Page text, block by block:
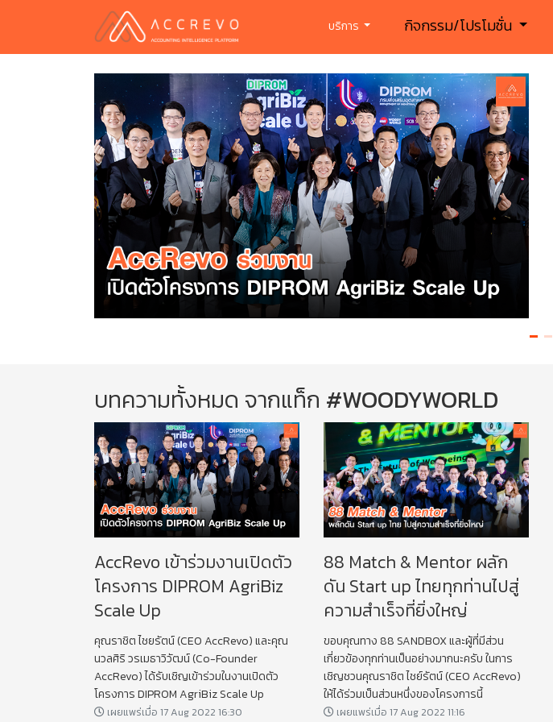
บริการ กิจกรรม/โปรโมชั่น
บทความทั้งหมด จากแท็ก #WOODYWORLD
AccRevo เข้าร่วมงานเปิดตัว
โครงการ DIPROM AgriBiz
Scale Up
คุณราชิต ไชยรัตน์ (CEO AccRevo) และคุณ
นวลศิริ วรเมธาวิวัฒน์ (Co-Founder
AccRevo) ได้รับเชิญเข้าร่วมในงานเปิดตัว
โครงการ DIPROM AgriBiz Scale Up
เผยแพร่เมื่อ 17 Aug 2022 16:30
88 Match & Mentor ผลัก
ดัน Start up ไทยทุกท่านไปสู่
ความสำเร็จที่ยิ่งใหญ่
ขอบคุณทาง 88 SANDBOX และผู้ที่มีส่วน
เกี่ยวข้องทุกท่านเป็นอย่างมากนะครับ ในการ
เชิญชวนคุณราชิต ไชย์รัตน์ (CEO AccRevo)
ให้ได้ร่วมเป็นส่วนหนึ่งของโครงการนี้
เผยแพร่เมื่อ 17 Aug 2022 11:16